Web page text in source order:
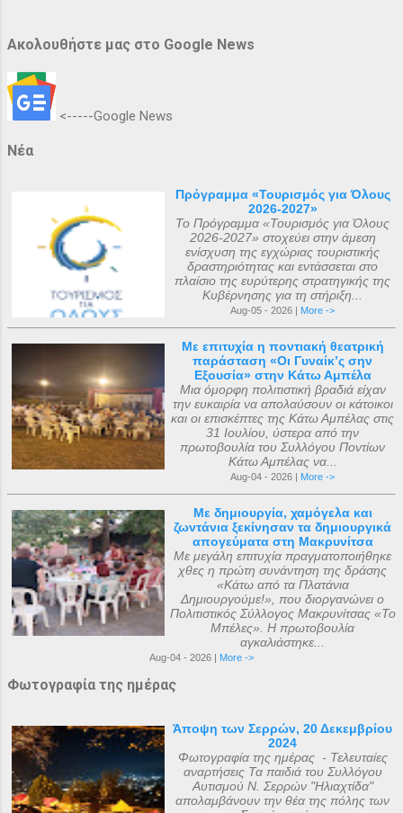
Ακολουθήστε μας στο Google News
<-----Google News
Νέα
Πρόγραμμα «Τουρισμός για Όλους
2026-2027»
Το Πρόγραμμα «Τουρισμός για Όλους
2026-2027» στοχεύει στην άμεση
ενίσχυση της εγχώριας τουριστικής
δραστηριότητας και εντάσσεται στο
πλαίσιο της ευρύτερης στρατηγικής της
Κυβέρνησης για τη στήριξη...
Aug-05 - 2026 | More ->
Με επιτυχία η ποντιακή θεατρική
παράσταση «Οι Γυναίκ’ς σην
Εξουσία» στην Κάτω Αμπέλα
Μια όμορφη πολιτιστική βραδιά είχαν
την ευκαιρία να απολαύσουν οι κάτοικοι
και οι επισκέπτες της Κάτω Αμπέλας στις
31 Ιουλίου, ύστερα από την
πρωτοβουλία του Συλλόγου Ποντίων
Κάτω Αμπέλας να...
Aug-04 - 2026 | More ->
Με δημιουργία, χαμόγελα και
ζωντάνια ξεκίνησαν τα δημιουργικά
απογεύματα στη Μακρυνίτσα
Με μεγάλη επιτυχία πραγματοποιήθηκε
χθες η πρώτη συνάντηση της δράσης
«Κάτω από τα Πλατάνια
Δημιουργούμε!», που διοργανώνει ο
Πολιτιστικός Σύλλογος Μακρυνίτσας «Το
Μπέλες». Η πρωτοβουλία
αγκαλιάστηκε...
Aug-04 - 2026 | More ->
Φωτογραφία της ημέρας
Άποψη των Σερρών, 20 Δεκεμβρίου
2024
Φωτογραφία της ημέρας - Τελευταίες
αναρτήσεις Τα παιδιά του Συλλόγου
Αυτισμού Ν. Σερρών "Ηλιαχτίδα"
απολαμβάνουν την θέα της πόλης των